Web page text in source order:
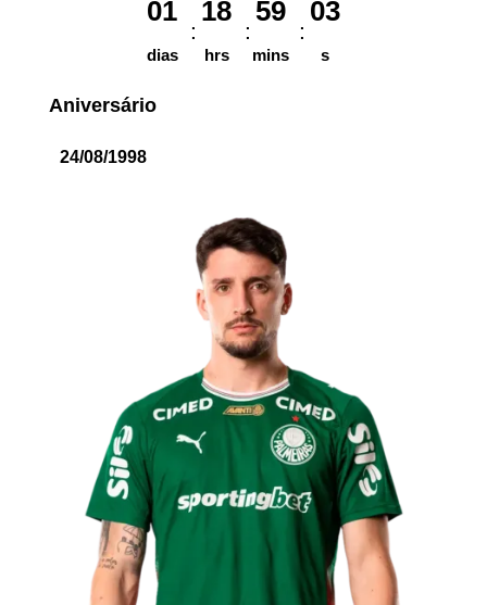
01
dias
18
hrs
59
mins
03
s
Aniversário
24/08/1998